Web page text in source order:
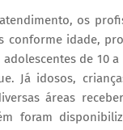
os
conforme idade,
de 10
Já idosos,
áreas
foram